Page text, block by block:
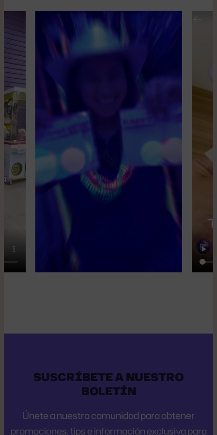
SUSCRÍBETE A NUESTRO
BOLETÍN
Únete a nuestra comunidad para obtener
promociones, tips e información exclusiva para